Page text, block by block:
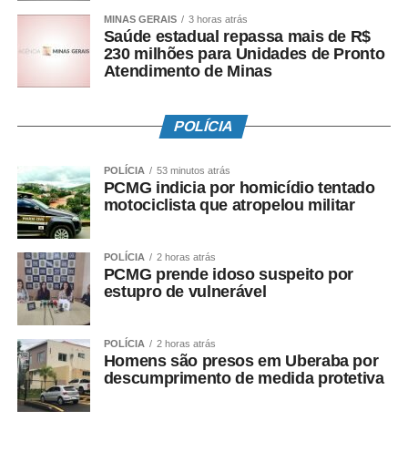
MINAS GERAIS 3 horas atrás
Saúde estadual repassa mais de R$
230 milhões para Unidades de Pronto
Atendimento de Minas
POLÍCIA
POLÍCIA 53 minutos atrás
PCMG indicia por homicídio tentado
motociclista que atropelou militar
POLÍCIA 2 horas atrás
PCMG prende idoso suspeito por
estupro de vulnerável
POLÍCIA 2 horas atrás
Homens são presos em Uberaba por
descumprimento de medida protetiva